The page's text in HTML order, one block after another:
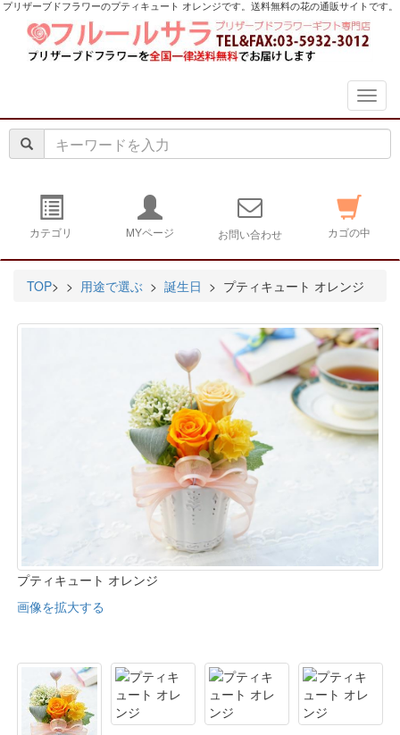
プリザーブドフラワーのプティキュート オレンジです。送料無料の花の通販サイトです。
カテゴリ MYページ お問い合わせ カゴの中
TOP> > 用途で選ぶ > 誕生日 > プティキュート オレンジ
プティキュート オレンジ
画像を拡大する